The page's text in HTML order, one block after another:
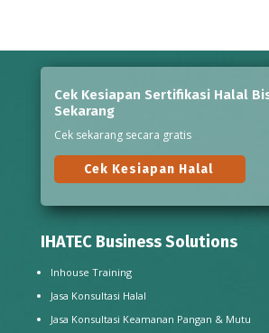
Cek Kesiapan Sertifikasi Halal
Sekarang
Cek sekarang secara gratis
Cek Kesiapan Halal
IHATEC Business Solutions
Inhouse Training
Jasa Konsultasi Halal
Jasa Konsultasi Keamanan Pangan & Mutu